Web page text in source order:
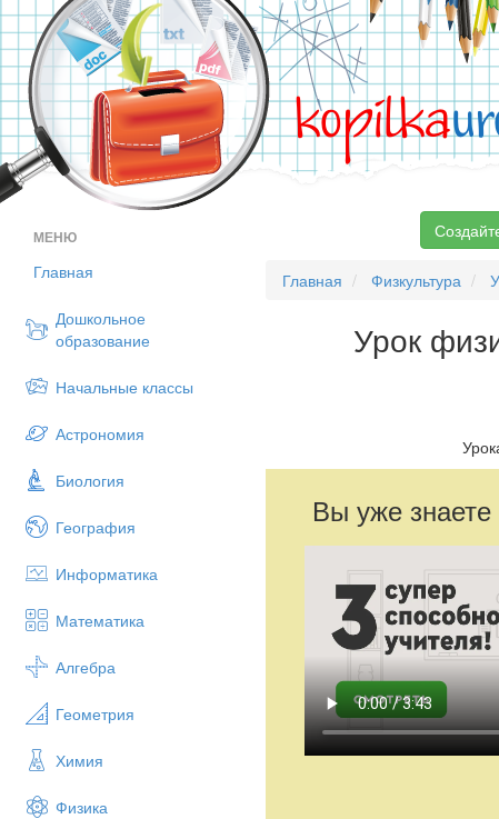
kopilka
МЕНЮ
Главная
Дошкольное
образование
Начальные классы
Астрономия
Биология
География
Информатика
Математика
Алгебра
Геометрия
Химия
Физика
Главная Физкультура
Урок
Вы уже знаете